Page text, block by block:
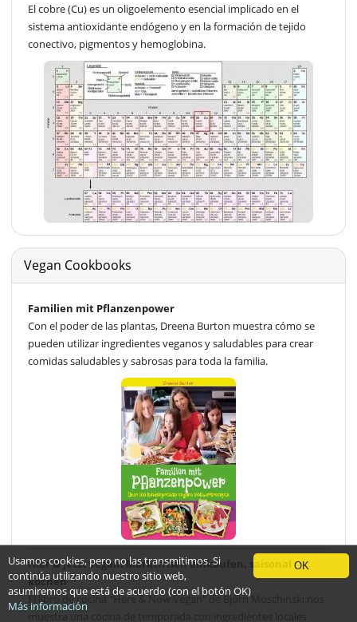
El cobre (Cu) es un oligoelemento esencial implicado en el
sistema antioxidante endógeno y en la formación de tejido
conectivo, pigmentos y hemoglobina.
Vegan Cookbooks
Familien mit Pflanzenpower
Con el poder de las plantas, Dreena Burton muestra cómo se
pueden utilizar ingredientes veganos y saludables para crear
comidas saludables y sabrosas para toda la familia.
Hier & jetzt vegan: Marktfrisch einkaufen, saisonal
kochen
El libro de cocina "Here & Now Vegan" de Björn Moschinski nos
OK
Usamos cookies, pero no las transmitimos. Si
continúa utilizando nuestro sitio web,
asumiremos que está de acuerdo (con el botón OK)
Más información